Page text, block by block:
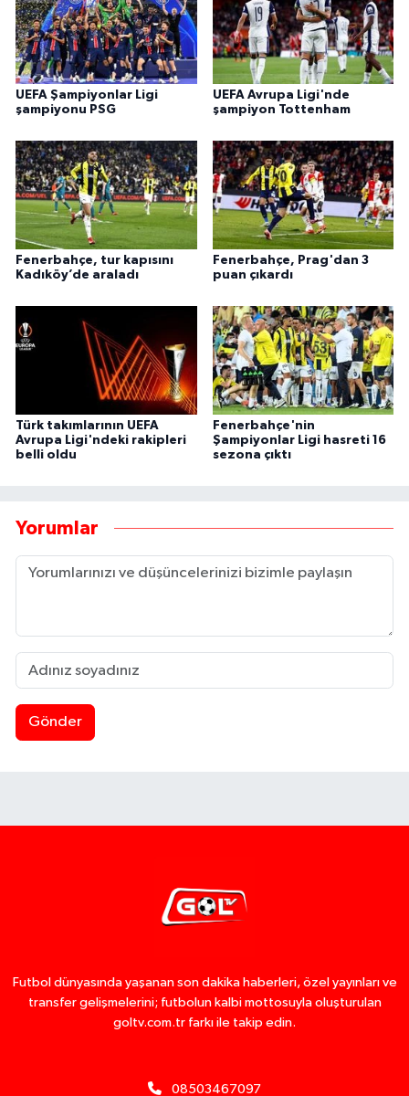
UEFA Şampiyonlar Ligi
şampiyonu PSG
UEFA Avrupa Ligi'nde
şampiyon Tottenham
Fenerbahçe, tur kapısını
Kadıköy’de araladı
Fenerbahçe, Prag'dan 3
puan çıkardı
Türk takımlarının UEFA
Avrupa Ligi'ndeki rakipleri
belli oldu
Fenerbahçe'nin
Şampiyonlar Ligi hasreti 16
sezona çıktı
Yorumlar
Gönder
Futbol dünyasında yaşanan son dakika haberleri, özel yayınları ve
transfer gelişmelerini; futbolun kalbi mottosuyla oluşturulan
goltv.com.tr farkı ile takip edin.
08503467097